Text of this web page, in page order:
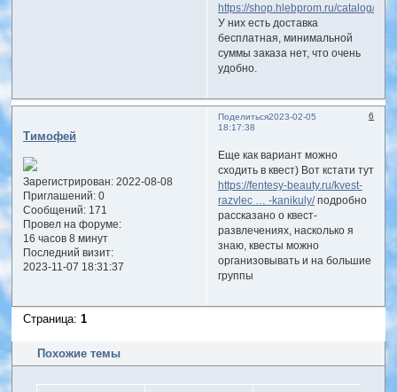
https://shop.hlebprom.ru/catalog/torty/
У них есть доставка
бесплатная, минимальной
суммы заказа нет, что очень
удобно.
Поделиться 6
2023-02-05
18:17:38
Тимофей
Зарегистрирован: 2022-08-08
Приглашений:0
Сообщений:171
Провел на форуме:
16 часов 8 минут
Последний визит:
2023-11-07 18:31:37
Еще как вариант можно
сходить в квест) Вот кстати тут
https://fentesy-beauty.ru/kvest-
razvlec … -kanikuly/подробно
рассказано о квест-
развлечениях, насколько я
знаю, квесты можно
организовывать и на большие
группы
Страница:1
Похожие темы